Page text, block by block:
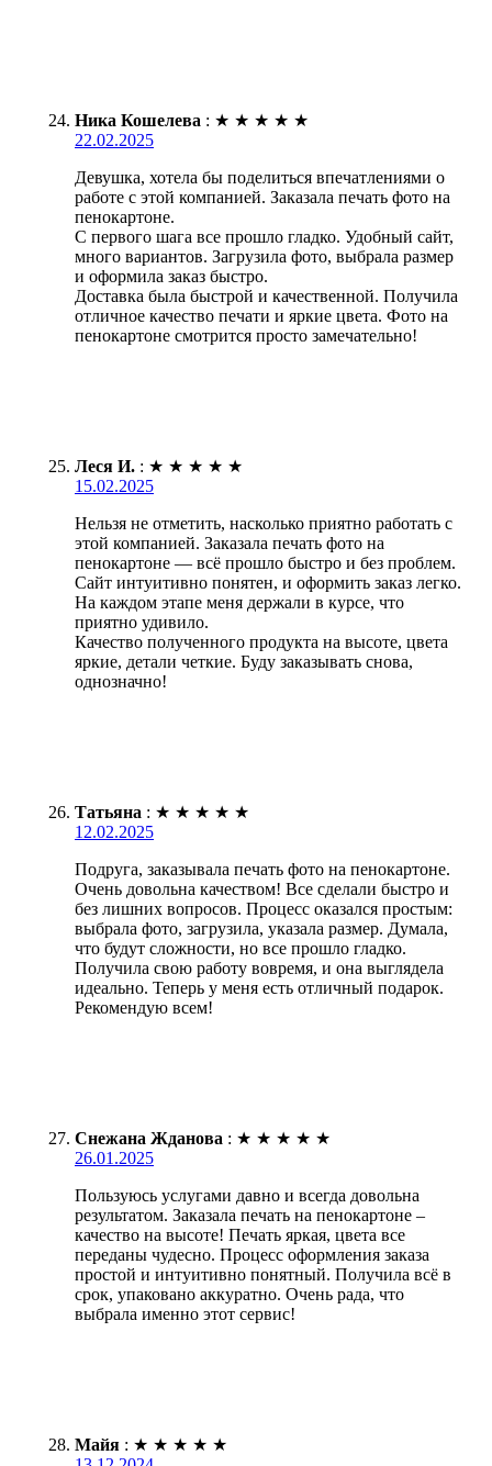
Ника Кошелева : ★ ★ ★ ★ ★
22.02.2025
Девушка, хотела бы поделиться впечатлениями о
работе с этой компанией. Заказала печать фото на
пенокартоне.
С первого шага все прошло гладко. Удобный сайт,
много вариантов. Загрузила фото, выбрала размер
и оформила заказ быстро.
Доставка была быстрой и качественной. Получила
отличное качество печати и яркие цвета. Фото на
пенокартоне смотрится просто замечательно!
Леся И. : ★ ★ ★ ★ ★
15.02.2025
Нельзя не отметить, насколько приятно работать с
этой компанией. Заказала печать фото на
пенокартоне — всё прошло быстро и без проблем.
Сайт интуитивно понятен, и оформить заказ легко.
На каждом этапе меня держали в курсе, что
приятно удивило.
Качество полученного продукта на высоте, цвета
яркие, детали четкие. Буду заказывать снова,
однозначно!
Татьяна : ★ ★ ★ ★ ★
12.02.2025
Подруга, заказывала печать фото на пенокартоне.
Очень довольна качеством! Все сделали быстро и
без лишних вопросов. Процесс оказался простым:
выбрала фото, загрузила, указала размер. Думала,
что будут сложности, но все прошло гладко.
Получила свою работу вовремя, и она выглядела
идеально. Теперь у меня есть отличный подарок.
Рекомендую всем!
Снежана Жданова : ★ ★ ★ ★ ★
26.01.2025
Пользуюсь услугами давно и всегда довольна
результатом. Заказала печать на пенокартоне –
качество на высоте! Печать яркая, цвета все
переданы чудесно. Процесс оформления заказа
простой и интуитивно понятный. Получила всё в
срок, упаковано аккуратно. Очень рада, что
выбрала именно этот сервис!
Майя : ★ ★ ★ ★ ★